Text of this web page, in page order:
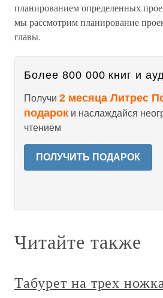
планированием определенных
мы рассмотрим планирование
главы.
Более 800 000 книг и
Получи 2 месяца Литрес
подарок и наслаждайся
чтением
ПОЛУЧИТЬ ПОДАРОК
Читайте также
Табурет на трех